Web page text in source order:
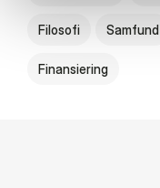
Filosofi Samfund
Finansiering